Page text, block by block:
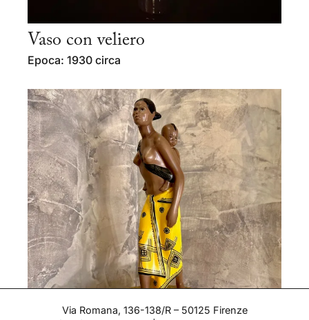
Vaso con veliero
Epoca: 1930 circa
Via Romana, 136-138/R – 50125 Firenze